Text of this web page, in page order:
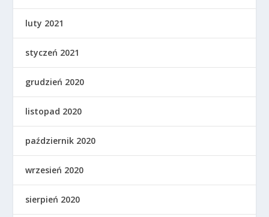
luty 2021
styczeń 2021
grudzień 2020
listopad 2020
październik 2020
wrzesień 2020
sierpień 2020